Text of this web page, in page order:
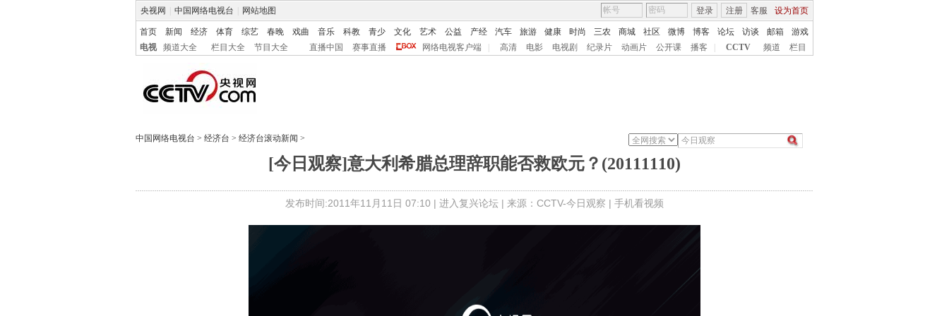
央视网 中国网络电视台 网站地图 客服 设为首页
登录 注册
首页 新闻 经济 体育 综艺 春晚 戏曲 音乐 科教 青少 文化 艺术 公益 产经 汽车 旅游 健康 时尚 三农 商城 社区 微博 博客 论坛 访谈 邮箱
游戏
电视
频道大全 栏目大全 节目大全 直播中国 赛事直播 网络电视客户端 高清 电影 电视剧 纪录片 动画片 公开课 播客 CCTV 频道 栏目
中国网络电视台 > 经济台 > 经济台滚动新闻 >
[今日观察]意大利希腊总理辞职能否救欧元？(20111110)
发布时间:2011年11月11日 07:10 | 进入复兴论坛 | 来源：CCTV-今日观察 | 手机看视频